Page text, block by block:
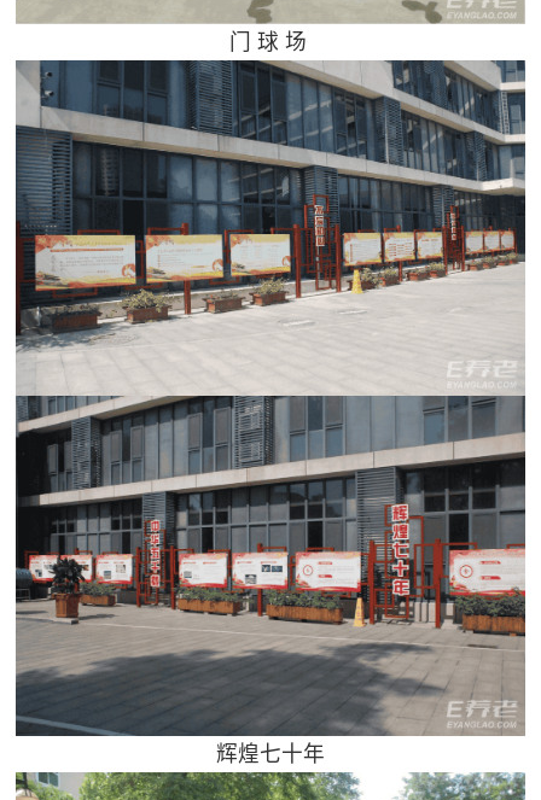
门 球 场
辉煌七十年